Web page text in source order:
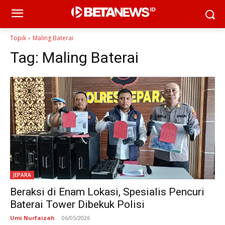
Topik Maling Baterai
Tag: Maling Baterai
JEPARA
Beraksi di Enam Lokasi, Spesialis Pencuri
Baterai Tower Dibekuk Polisi
Umi Nurfaizah - 06/05/2026